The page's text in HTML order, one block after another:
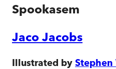
Spookasem
Jaco Jacobs
Illustrated by Stephen